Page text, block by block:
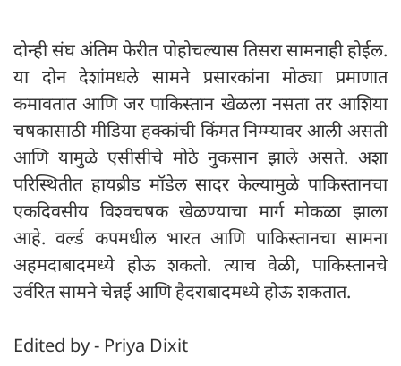
दोन्ही संघ अंतिम फेरीत पोहोचल्यास तिसरा सामनाही होईल.
या दोन देशांमधले सामने प्रसारकांना मोठ्या प्रमाणात
कमावतात आणि जर पाकिस्तान खेळला नसता तर आशिया
चषकासाठी मीडिया हक्कांची किंमत निम्म्यावर आली असती
आणि यामुळे एसीसीचे मोठे नुकसान झाले असते. अशा
परिस्थितीत हायब्रीड मॉडेल सादर केल्यामुळे पाकिस्तानचा
एकदिवसीय विश्वचषक खेळण्याचा मार्ग मोकळा झाला
आहे. वर्ल्ड कपमधील भारत आणि पाकिस्तानचा सामना
अहमदाबादमध्ये होऊ शकतो. त्याच वेळी, पाकिस्तानचे
उर्वरित सामने चेन्नई आणि हैदराबादमध्ये होऊ शकतात.
Edited by - Priya Dixit